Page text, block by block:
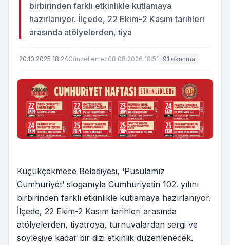
birbirinden farklı etkinlikle kutlamaya
hazırlanıyor. İlçede, 22 Ekim-2 Kasım tarihleri
arasında atölyelerden, tiya
20.10.2025 18:24Güncelleme: 08.08.2026 18:51 91 okunma
Küçükçekmece Belediyesi, ‘Pusulamız
Cumhuriyet’ sloganıyla Cumhuriyetin 102. yılını
birbirinden farklı etkinlikle kutlamaya hazırlanıyor.
İlçede, 22 Ekim-2 Kasım tarihleri arasında
atölyelerden, tiyatroya, turnuvalardan sergi ve
söyleşiye kadar bir dizi etkinlik düzenlenecek.